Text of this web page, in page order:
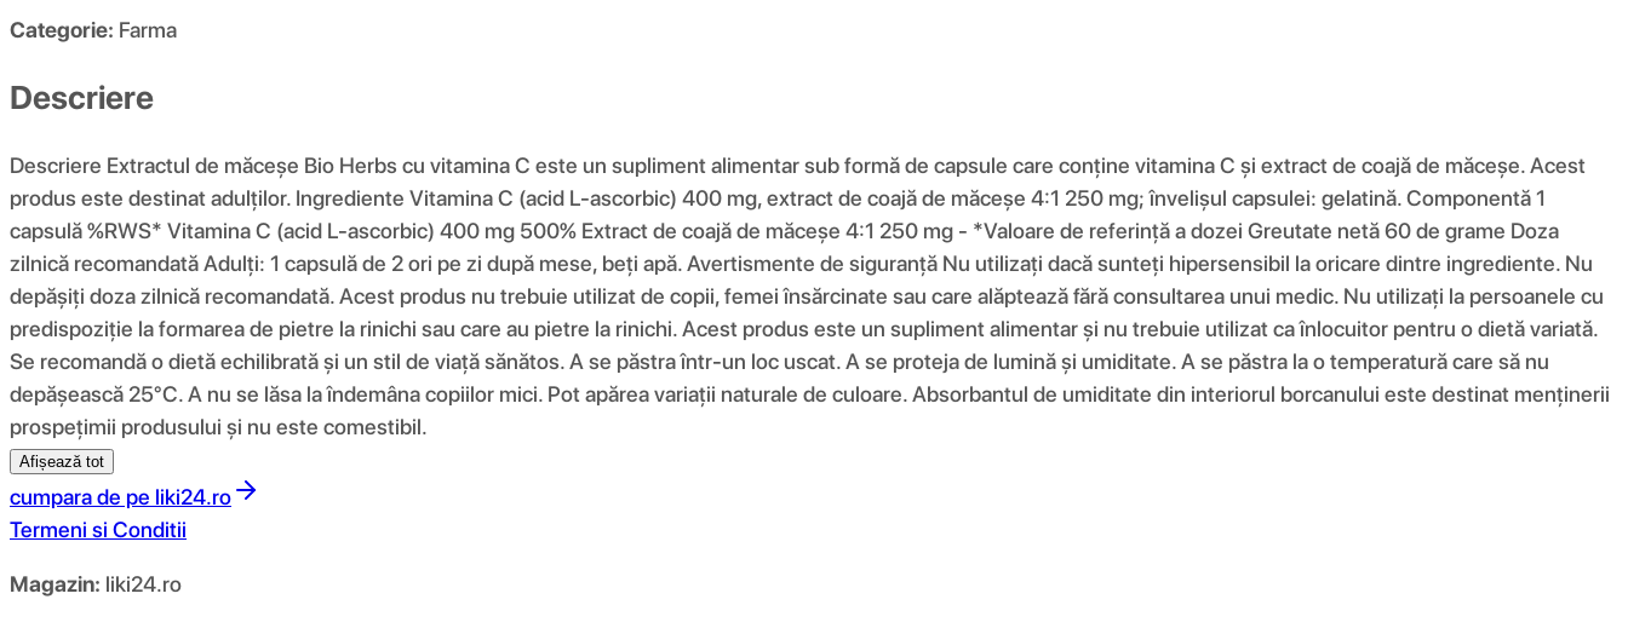
Categorie: Farma
Descriere
Descriere Extractul de măceșe Bio Herbs cu vitamina C este un supliment alimentar sub formă de capsule care conține vitamina C și extract de coajă de măceșe. Acest
produs este destinat adulților. Ingrediente Vitamina C (acid L-ascorbic) 400 mg, extract de coajă de măceșe 4:1 250 mg; învelișul capsulei: gelatină. Componentă 1
capsulă %RWS* Vitamina C (acid L-ascorbic) 400 mg 500% Extract de coajă de măceșe 4:1 250 mg - *Valoare de referință a dozei Greutate netă 60 de grame Doza
zilnică recomandată Adulți: 1 capsulă de 2 ori pe zi după mese, beți apă. Avertismente de siguranță Nu utilizați dacă sunteți hipersensibil la oricare dintre ingrediente. Nu
depășiți doza zilnică recomandată. Acest produs nu trebuie utilizat de copii, femei însărcinate sau care alăptează fără consultarea unui medic. Nu utilizați la persoanele cu
predispoziție la formarea de pietre la rinichi sau care au pietre la rinichi. Acest produs este un supliment alimentar și nu trebuie utilizat ca înlocuitor pentru o dietă variată.
Se recomandă o dietă echilibrată și un stil de viață sănătos. A se păstra într-un loc uscat. A se proteja de lumină și umiditate. A se păstra la o temperatură care să nu
depășească 25°C. A nu se lăsa la îndemâna copiilor mici. Pot apărea variații naturale de culoare. Absorbantul de umiditate din interiorul borcanului este destinat menținerii
prospețimii produsului și nu este comestibil.
Afișează tot
cumpara de pe liki24.ro
Termeni si Conditii
Magazin: liki24.ro